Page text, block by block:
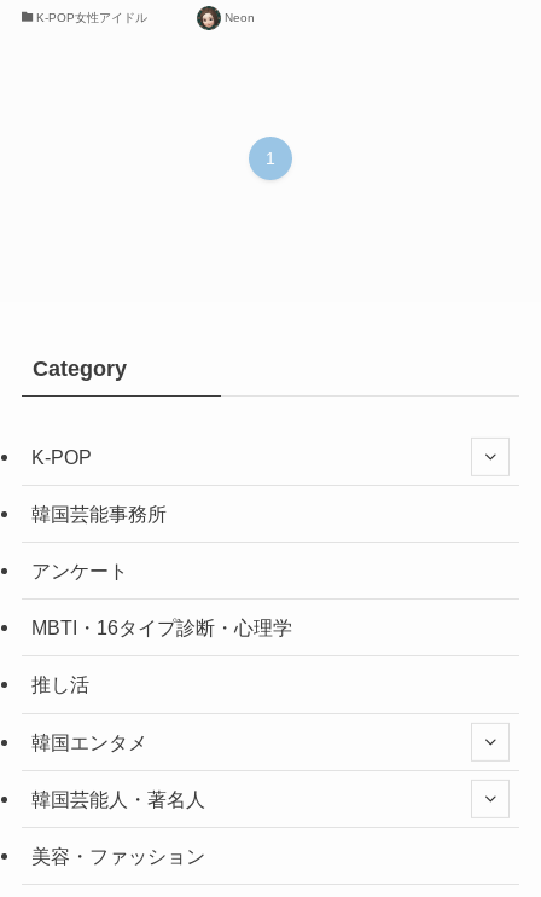
K-POP女性アイドル Neon
1
Category
K-POP
韓国芸能事務所
アンケート
MBTI・16タイプ診断・心理学
推し活
韓国エンタメ
韓国芸能人・著名人
美容・ファッション